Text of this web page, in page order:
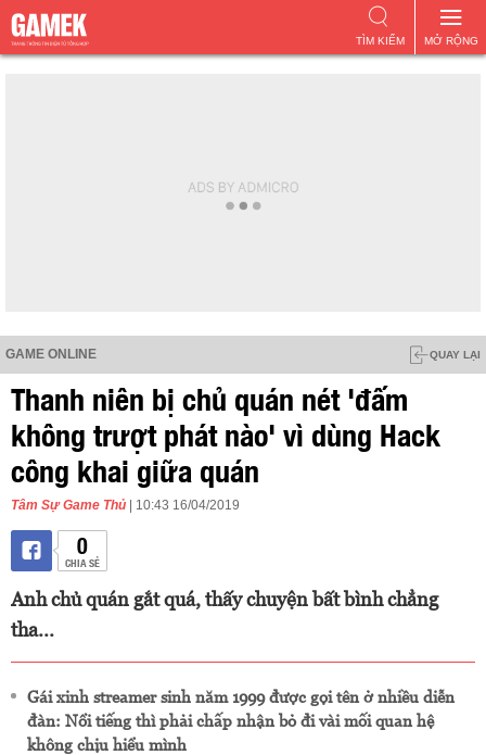
MỞ RỘNG
TÌM KIẾM
GAME ONLINE QUAY LẠI
Thanh niên bị chủ quán nét 'đấm
không trượt phát nào' vì dùng Hack
công khai giữa quán
Tâm Sự Game Thủ | 10:43 16/04/2019
0
CHIA SẺ
Anh chủ quán gắt quá, thấy chuyện bất bình chẳng
tha...
Gái xinh streamer sinh năm 1999 được gọi tên ở nhiều diễn
đàn: Nổi tiếng thì phải chấp nhận bỏ đi vài mối quan hệ
không chịu hiểu mình